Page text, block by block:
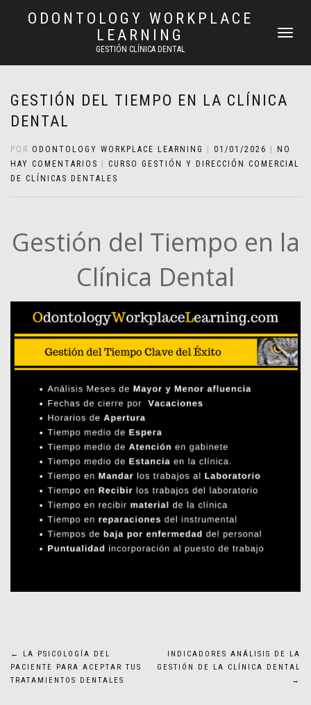
ODONTOLOGY WORKPLACE
LEARNING
GESTIÓN CLÍNICA DENTAL
CAMBIAR
GESTIÓN DEL TIEMPO EN LA CLÍNICA
DENTAL
POR ODONTOLOGY WORKPLACE LEARNING 01/01/2026
NO
HAY COMENTARIOS
CURSO GESTIÓN Y DIRECCIÓN COMERCIAL
DE CLÍNICAS DENTALES
Gestión del Tiempo en la
Clínica Dental
Navegación
de
←
LA PSICOLOGÍA DEL
PACIENTE PARA ACEPTAR TUS
TRATAMIENTOS DENTALES
INDICADORES ANÁLISIS DE LA
GESTIÓN DE LA CLÍNICA DENTAL
→